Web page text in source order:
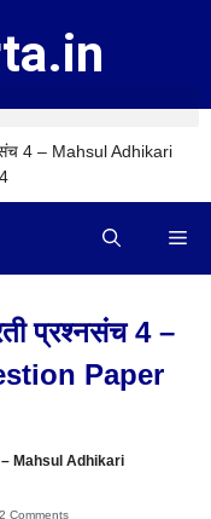
4 – Mahsul Adhikari
प्रश्नसंच 4 –
Paper
– Mahsul Adhikari
2 Comments